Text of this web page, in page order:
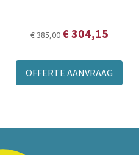
€ 385,00 € 304,15
OFFERTE AANVRAAG